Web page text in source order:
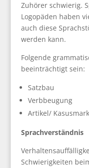
Zuhörer schwierig.
Logopäden haben
auch diese
werden kann.
Folgende
beeinträchtigt sein:
Satzbau
Verbbeugung
Artikel/
Sprachverständnis
Schwierigkeiten